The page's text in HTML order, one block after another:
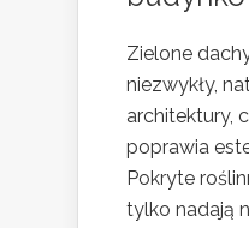
Zielone
niezwykły,
architektury,
poprawia
Pokryte
tylko nadają